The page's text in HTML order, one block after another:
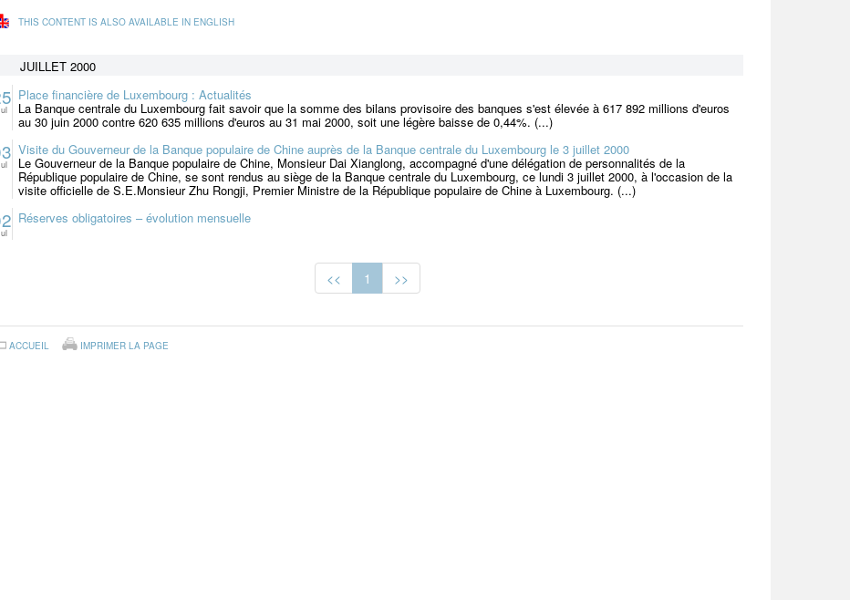
THIS CONTENT IS ALSO AVAILABLE IN ENGLISH
JUILLET 2000
Place financière de Luxembourg : Actualités
La Banque centrale du Luxembourg fait savoir que la somme des bilans provisoire des banques s'est élevée à 617 892 millions d'euros
au 30 juin 2000 contre 620 635 millions d'euros au 31 mai 2000, soit une légère baisse de 0,44%. (...)
Visite du Gouverneur de la Banque populaire de Chine auprès de la Banque centrale du Luxembourg le 3 juillet 2000
Le Gouverneur de la Banque populaire de Chine, Monsieur Dai Xianglong, accompagné d'une délégation de personnalités de la
République populaire de Chine, se sont rendus au siège de la Banque centrale du Luxembourg, ce lundi 3 juillet 2000, à l'occasion de la
visite officielle de S.E.Monsieur Zhu Rongji, Premier Ministre de la République populaire de Chine à Luxembourg. (...)
Réserves obligatoires – évolution mensuelle
<< 1 >>
ACCUEIL IMPRIMER LA PAGE